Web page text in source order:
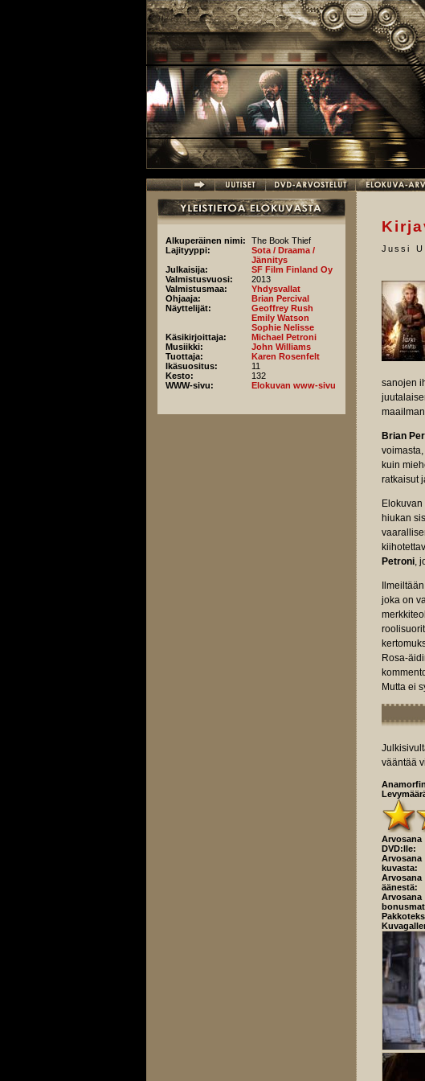
Alkuperäinen nimi:
The Book Thief
Lajityyppi:
Sota / Draama /
Jännitys
Julkaisija:
SF Film Finland Oy
Valmistusvuosi:
2013
Valmistusmaa:
Yhdysvallat
Ohjaaja:
Brian Percival
Näyttelijät:
Geoffrey Rush
Emily Watson
Sophie Nelisse
Käsikirjoittaja:
Michael Petroni
Musiikki:
John Williams
Tuottaja:
Karen Rosenfelt
Ikäsuositus:
11
Kesto:
132
WWW-sivu:
Elokuvan www-sivu
Jussi
sanojen
Brian
kuin
ratkaisut
hiukan
Petroni,
joka on
Rosa-
Mutta ei
vääntää
Arvosana
DVD:lle:
Arvosana
kuvasta:
Arvosana
äänestä:
Arvosana